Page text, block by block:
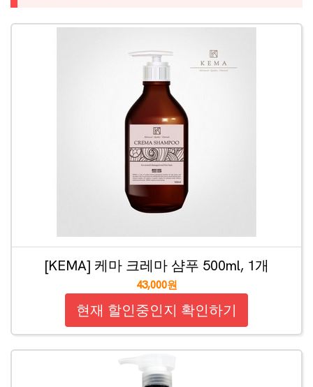
[KEMA] 케마 크레마 샴푸 500ml, 1개
43,000원
현재 할인중인지 확인하기